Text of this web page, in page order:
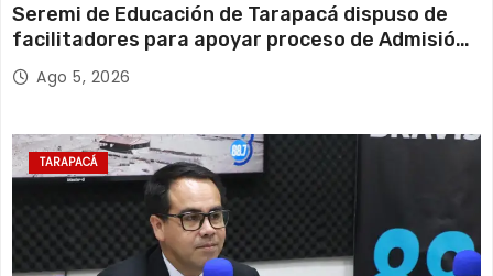
Seremi de Educación de Tarapacá dispuso de
facilitadores para apoyar proceso de Admisión
Escolar 2027
Ago 5, 2026
TARAPACÁ